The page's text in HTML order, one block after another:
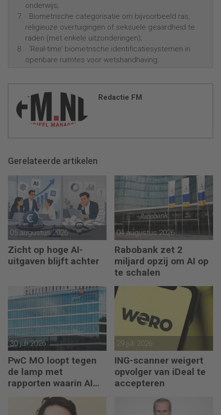
onderwijs;
· Biometrische categorisatie om bijvoorbeeld ras,
religieuze overtuigingen of seksuele geaardheid te
raden (met enkele uitzonderingen);
· ‘Real-time’ biometrische identificatiesystemen in
openbare ruimtes voor wetshandhaving.
Redactie FM
Gerelateerde artikelen
05 augustus 2026
Zicht op hoge AI-
uitgaven blijft achter
04 augustus 2026
Rabobank zet 2
miljard opzij om AI op
te schalen
30 juli 2026
PwC MO loopt tegen
de lamp met
rapporten waarin AI
erop los liegt
29 juli 2026
ING-scanner weigert
opvolger van iDeal te
accepteren